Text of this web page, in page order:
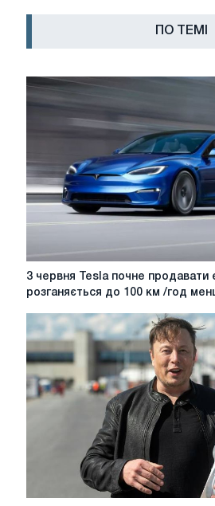
ПО ТЕМІ
3
червня
почне
продавати
електромобіль
розганяється
до
100
3 червня Tesla почне продавати
розганяється до 100 км /год